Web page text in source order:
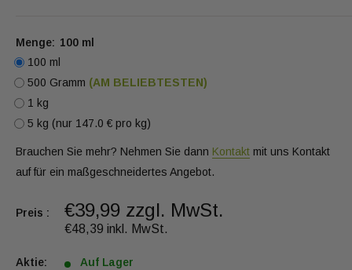
Menge: 100 ml
100 ml
500 Gramm (AM BELIEBTESTEN)
1 kg
5 kg (nur 147.0 € pro kg)
Brauchen Sie mehr? Nehmen Sie dann Kontakt mit uns Kontakt
auf für ein maßgeschneidertes Angebot.
Preis : €39,99 zzgl. MwSt.
€48,39 inkl. MwSt.
Aktie: Auf Lager